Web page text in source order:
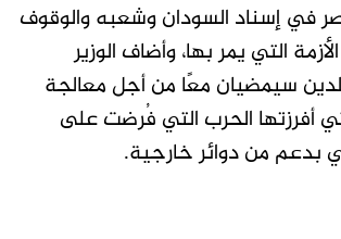
في إسناد السودان وشعبه والوقوف
التي يمر بها، وأضاف الوزير
سيمضيان معًا من أجل معالجة
أفرزتها الحرب التي فُرضت على
بدعم من دوائر خارجية.